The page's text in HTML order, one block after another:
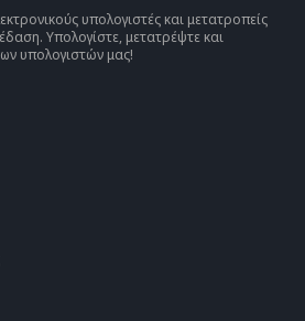
υπολογιστές και μετατροπείς
Υπολογίστε, μετατρέψτε και
υπολογιστών μας!